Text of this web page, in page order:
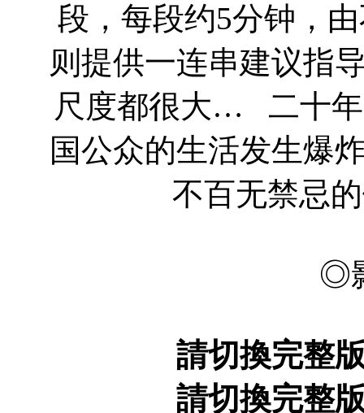
段，每段约5分钟，
则提供一连串建议指
尺度都很大… 二十年
国公众的生活发生爆
不百无禁忌
◎
請切換完整
請切換完整